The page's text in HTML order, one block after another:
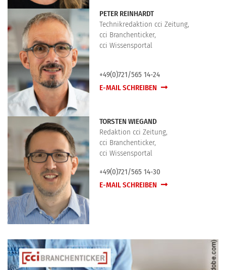
PETER REINHARDT
Technikredaktion cci Zeitung,
cci Branchenticker,
cci Wissensportal
+49(0)721/565 14-24
E-MAIL SCHREIBEN
TORSTEN WIEGAND
Redaktion cci Zeitung,
cci Branchenticker,
cci Wissensportal
+49(0)721/565 14-30
E-MAIL SCHREIBEN